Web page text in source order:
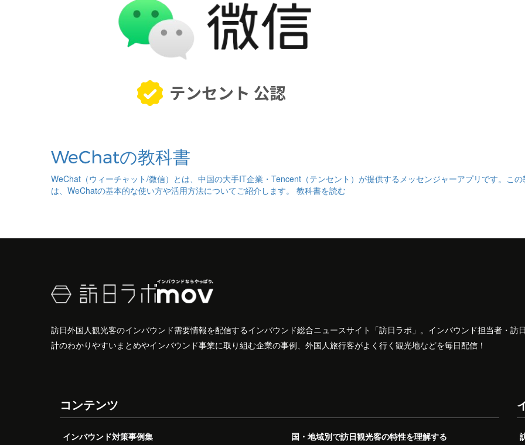
WeChatの教科書
WeChat（ウィーチャット/微信）とは、中国の大手IT企業・Tencent（テンセント）が提供するメッセンジャーアプリです。こ
は、WeChatの基本的な使い方や活用方法についてご紹介します。 教科書を読む
訪日外国人観光客のインバウンド需要情報を配信するインバウンド総合ニュースサイト「訪日ラボ」。インバウンド担当者・
計のわかりやすいまとめやインバウンド事業に取り組む企業の事例、外国人旅行客がよく行く観光地などを毎日配信！
コンテンツ
インバウンド対策事例集
国・地域別で訪日観光客の特性を理解する